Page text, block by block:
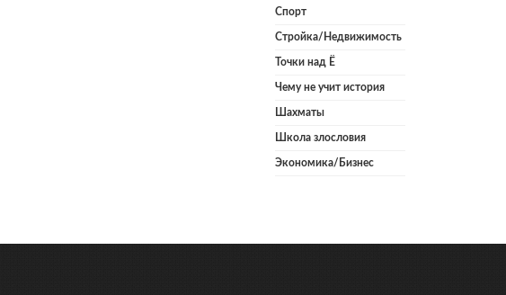
Спорт
Стройка/Недвижимость
Точки над Ё
Чему не учит история
Шахматы
Школа злословия
Экономика/Бизнес